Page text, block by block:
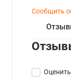
Сообщить